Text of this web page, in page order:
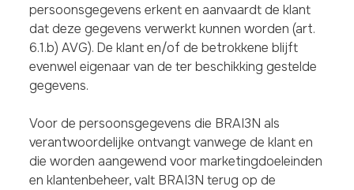
persoonsgegevens erkent en aanvaardt de klant
dat deze gegevens verwerkt kunnen worden (art.
6.1.b) AVG). De klant en/of de betrokkene blijft
evenwel eigenaar van de ter beschikking gestelde
gegevens.
Voor de persoonsgegevens die BRAI3N als
verantwoordelijke ontvangt vanwege de klant en
die worden aangewend voor marketingdoeleinden
en klantenbeheer, valt BRAI3N terug op de